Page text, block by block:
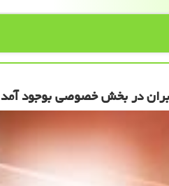
در بخش خصوصی بوجود آمد